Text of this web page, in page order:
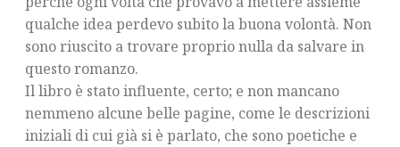
qualche idea perdevo subito la buona volontà. Non
sono riuscito a trovare proprio nulla da salvare in
questo romanzo.
Il libro è stato influente, certo; e non mancano
nemmeno alcune belle pagine, come le descrizioni
iniziali di cui già si è parlato, che sono poetiche e